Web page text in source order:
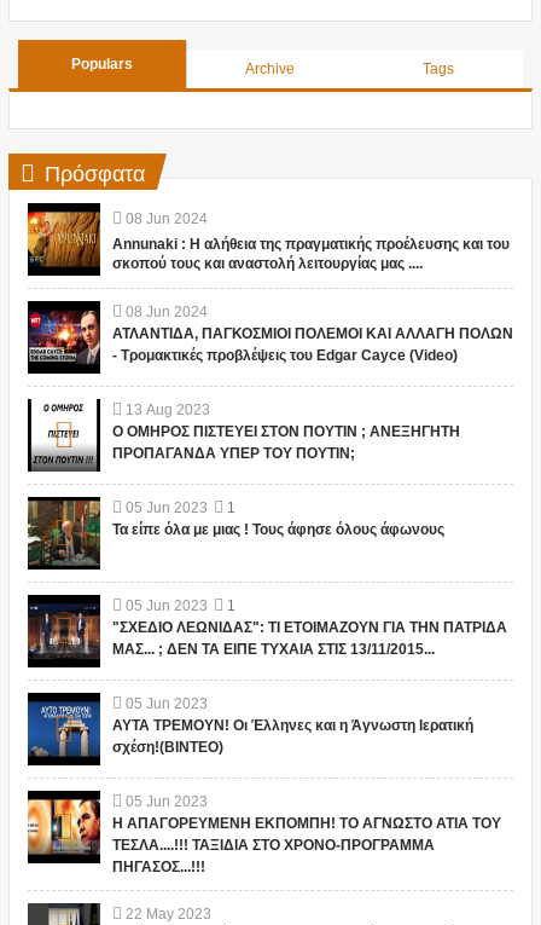
Populars Archive Tags
Πρόσφατα
08 Jun 2024
Annunaki : Η αλήθεια της πραγματικής προέλευσης και του
σκοπού τους και αναστολή λειτουργίας μας ....
08 Jun 2024
ΑΤΛΑΝΤΙΔΑ, ΠΑΓΚΟΣΜΙΟΙ ΠΟΛΕΜΟΙ ΚΑΙ ΑΛΛΑΓΗ ΠΟΛΩΝ
- Τρομακτικές προβλέψεις του Edgar Cayce (Video)
13 Aug 2023
Ο ΟΜΗΡΟΣ ΠΙΣΤΕΥΕΙ ΣΤΟΝ ΠΟΥΤΙΝ ; ΑΝΕΞΗΓΗΤΗ
ΠΡΟΠΑΓΑΝΔΑ ΥΠΕΡ ΤΟΥ ΠΟΥΤΙΝ;
05 Jun 2023
1
Τα είπε όλα με μιας ! Τους άφησε όλους άφωνους
05 Jun 2023
1
"ΣΧΕΔΙΟ ΛΕΩΝΙΔΑΣ": ΤΙ ΕΤΟΙΜΑΖΟΥΝ ΓΙΑ ΤΗΝ ΠΑΤΡΙΔΑ
ΜΑΣ... ; ΔΕΝ ΤΑ ΕΙΠΕ ΤΥΧΑΙΑ ΣΤΙΣ 13/11/2015...
05 Jun 2023
ΑΥΤΑ ΤΡΕΜΟΥΝ! Οι Έλληνες και η Άγνωστη Ιερατική
σχέση!(ΒΙΝΤΕΟ)
05 Jun 2023
Η ΑΠΑΓΟΡΕΥΜΕΝΗ ΕΚΠΟΜΠΗ! ΤΟ ΑΓΝΩΣΤΟ ΑΤΙΑ ΤΟΥ
ΤΕΣΛΑ....!!! ΤΑΞΙΔΙΑ ΣΤΟ ΧΡΟΝΟ-ΠΡΟΓΡΑΜΜΑ
ΠΗΓΑΣΟΣ...!!!
22 May 2023